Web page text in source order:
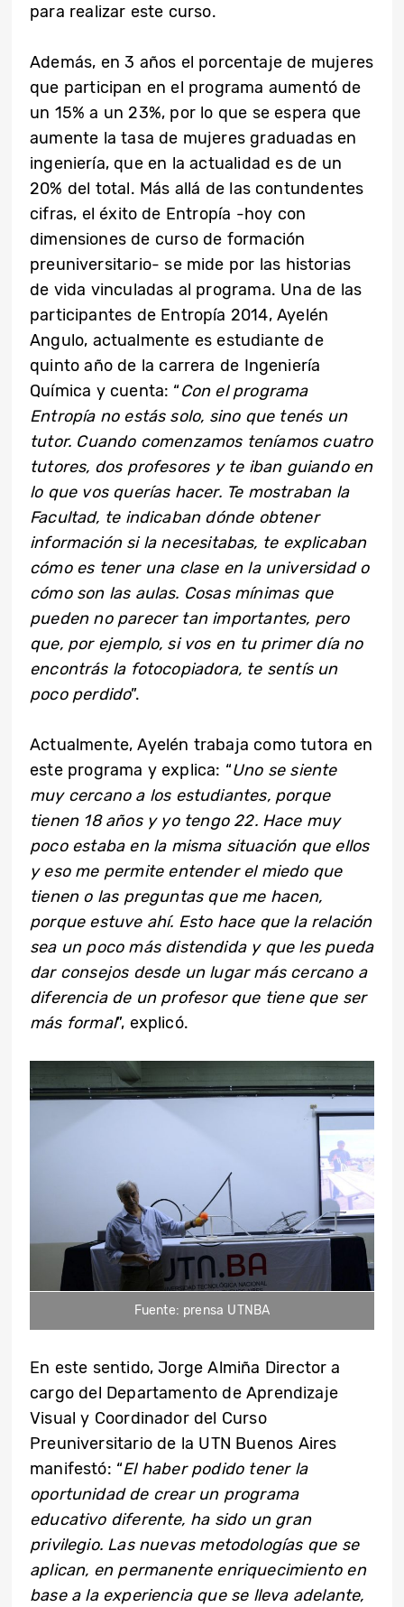
para realizar este curso.
Además, en 3 años el porcentaje de mujeres
que participan en el programa aumentó de
un 15% a un 23%, por lo que se espera que
aumente la tasa de mujeres graduadas en
ingeniería, que en la actualidad es de un
20% del total. Más allá de las contundentes
cifras, el éxito de Entropía -hoy con
dimensiones de curso de formación
preuniversitario- se mide por las historias
de vida vinculadas al programa. Una de las
participantes de Entropía 2014, Ayelén
Angulo, actualmente es estudiante de
quinto año de la carrera de Ingeniería
Química y cuenta: “Con el programa
Entropía no estás solo, sino que tenés un
tutor. Cuando comenzamos teníamos cuatro
tutores, dos profesores y te iban guiando en
lo que vos querías hacer. Te mostraban la
Facultad, te indicaban dónde obtener
información si la necesitabas, te explicaban
cómo es tener una clase en la universidad o
cómo son las aulas. Cosas mínimas que
pueden no parecer tan importantes, pero
que, por ejemplo, si vos en tu primer día no
encontrás la fotocopiadora, te sentís un
poco perdido”.
Actualmente, Ayelén trabaja como tutora en
este programa y explica: “Uno se siente
muy cercano a los estudiantes, porque
tienen 18 años y yo tengo 22. Hace muy
poco estaba en la misma situación que ellos
y eso me permite entender el miedo que
tienen o las preguntas que me hacen,
porque estuve ahí. Esto hace que la relación
sea un poco más distendida y que les pueda
dar consejos desde un lugar más cercano a
diferencia de un profesor que tiene que ser
más formal”, explicó.
Fuente: prensa UTNBA
En este sentido, Jorge Almiña Director a
cargo del Departamento de Aprendizaje
Visual y Coordinador del Curso
Preuniversitario de la UTN Buenos Aires
manifestó: “El haber podido tener la
oportunidad de crear un programa
educativo diferente, ha sido un gran
privilegio. Las nuevas metodologías que se
aplican, en permanente enriquecimiento en
base a la experiencia que se lleva adelante,